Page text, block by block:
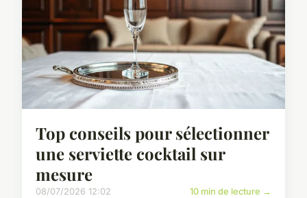
Top conseils pour sélectionner
une serviette cocktail sur
mesure
08/07/2026 12:02 10 min de lecture →